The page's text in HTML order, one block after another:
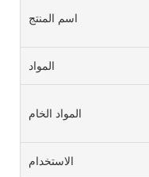
اسم المنتج
المواد
المواد الخام
الاستخدام